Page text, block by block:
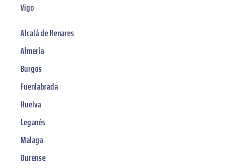
Vigo
Alcalá de Henares
Almería
Burgos
Fuenlabrada
Huelva
Leganés
Malaga
Ourense